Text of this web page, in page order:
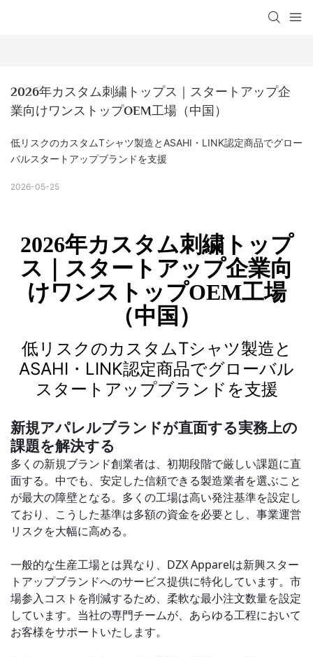
2026年カスタム刺繍トップス｜スタートアップ企
業向けワンストップOEM工場（中国）
低リスクのカスタムTシャツ製造とASAHI・LINK認定商品でグロー
バルスタートアップブランドを支援
2026-05-25
2026年カスタム刺繍トップ
ス｜スタートアップ企業向
けワンストップOEM工場
（中国）
低リスクのカスタムTシャツ製造と
ASAHI・LINK認定商品でグローバル
スタートアップブランドを支援
新規アパレルブランドが直面する実務上の
課題を解決する
多くの新規ブランド創業者は、初期段階で厳しい課題に直
面する。中でも、安定した信頼できる製造業者を選ぶこと
が最大の障壁となる。多くの工場は高い発注基準を設定し
ており、こうした基準は多額の資金を必要とし、事業運営
リスクを大幅に高める。
一般的な生産工場とは異なり、DZX Apparelは新興スター
トアップブランドへのサービス提供に特化しています。市
場参入コストを削減するため、柔軟な最小注文数量を設定
しています。当社の専門チームが、あらゆる工程において
お客様をサポ​​ートいたします。